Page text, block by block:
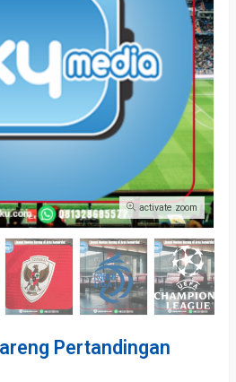
activate zoom
Pertandingan